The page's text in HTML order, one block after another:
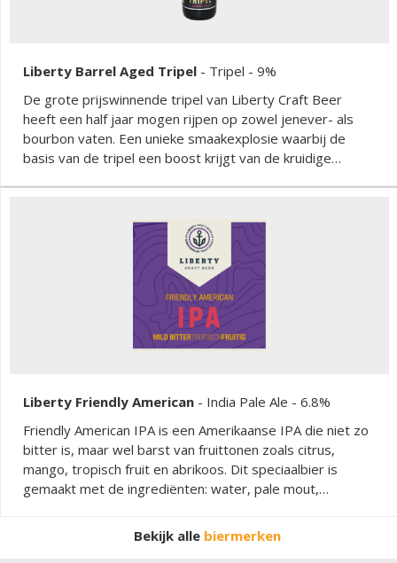
Liberty Barrel Aged Tripel - Tripel - 9%
De grote prijswinnende tripel van Liberty Craft Beer
heeft een half jaar mogen rijpen op zowel jenever- als
bourbon vaten. Een unieke smaakexplosie waarbij de
basis van de tripel een boost krijgt van de kruidige
Liberty Friendly American - India Pale Ale - 6.8%
Friendly American IPA is een Amerikaanse IPA die niet zo
bitter is, maar wel barst van fruittonen zoals citrus,
mango, tropisch fruit en abrikoos. Dit speciaalbier is
gemaakt met de ingrediënten: water, pale mout,
Bekijk alle biermerken